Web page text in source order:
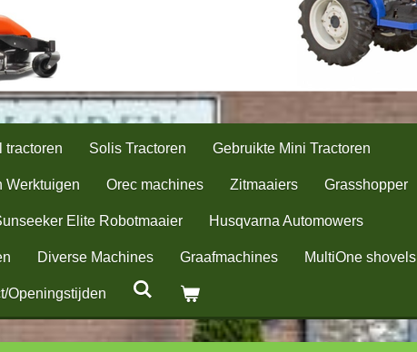
tractoren Solis Tractoren Gebruikte Mini Tractoren
Werktuigen Orec machines Zitmaaiers Grasshopper
Elite Robotmaaier Husqvarna Automowers
Diverse Machines Graafmachines MultiOne shovels
Openingstijden